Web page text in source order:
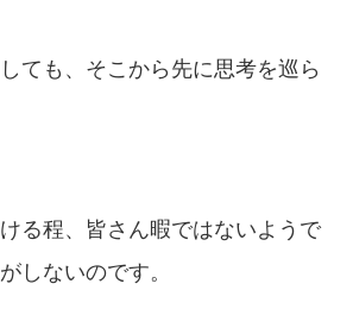
ても、そこから先に思考を巡ら
る程、皆さん暇ではないようで
しないのです。